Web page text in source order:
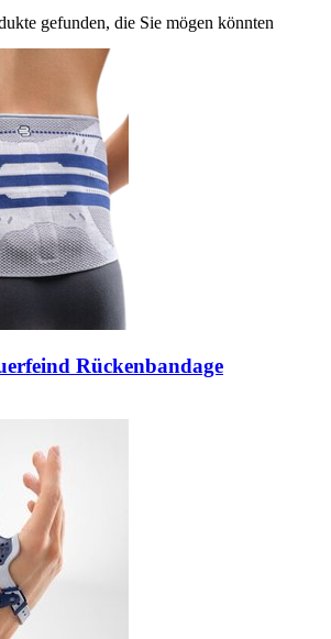
gefunden, die Sie mögen könnten
Rückenbandage